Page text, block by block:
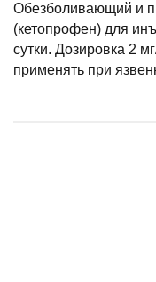
Обезболивающий и
(кетопрофен) для
сутки. Дозировка 2
применять при